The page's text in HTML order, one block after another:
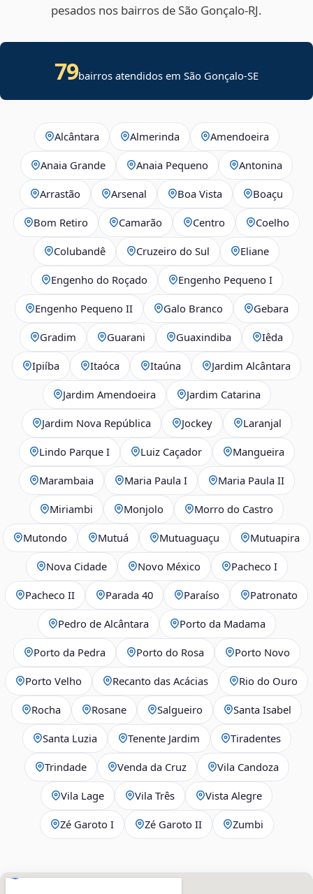
pesados nos bairros de São Gonçalo‑RJ.
79bairros atendidos emSão Gonçalo-SE
Alcântara Almerinda Amendoeira
Anaia Grande Anaia Pequeno Antonina
Arrastão Arsenal Boa Vista Boaçu
Bom Retiro Camarão Centro Coelho
Colubandê Cruzeiro do Sul Eliane
Engenho do Roçado Engenho Pequeno I
Engenho Pequeno II Galo Branco Gebara
Gradim Guarani Guaxindiba Iêda
Ipiíba Itaóca Itaúna Jardim Alcântara
Jardim Amendoeira Jardim Catarina
Jardim Nova República Jockey Laranjal
Lindo Parque I Luiz Caçador Mangueira
Marambaia Maria Paula I Maria Paula II
Miriambi Monjolo Morro do Castro
Mutondo Mutuá Mutuaguaçu Mutuapira
Nova Cidade Novo México Pacheco I
Pacheco II Parada 40 Paraíso Patronato
Pedro de Alcântara Porto da Madama
Porto da Pedra Porto do Rosa Porto Novo
Porto Velho Recanto das Acácias Rio do Ouro
Rocha Rosane Salgueiro Santa Isabel
Santa Luzia Tenente Jardim Tiradentes
Trindade Venda da Cruz Vila Candoza
Vila Lage Vila Três Vista Alegre
Zé Garoto I Zé Garoto II Zumbi